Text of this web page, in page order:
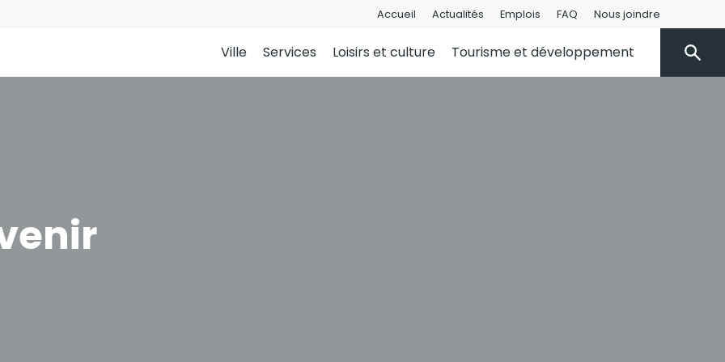
Accueil Actualités Emplois FAQ Nous joindre
Ville Services Loisirs et culture Tourisme et développement